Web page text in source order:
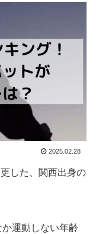
2025.02.28
した、関西出身の
運動しない年齢